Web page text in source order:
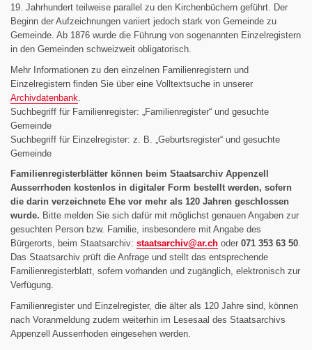
19. Jahrhundert teilweise parallel zu den Kirchenbüchern geführt. Der
Beginn der Aufzeichnungen variiert jedoch stark von Gemeinde zu
Gemeinde. Ab 1876 wurde die Führung von sogenannten Einzelregistern
in den Gemeinden schweizweit obligatorisch.
Mehr Informationen zu den einzelnen Familienregistern und
Einzelregistern finden Sie über eine Volltextsuche in unserer
Archivdatenbank
Suchbegriff für Familienregister: „Familienregister“ und gesuchte
Gemeinde
Suchbegriff für Einzelregister: z. B. „Geburtsregister“ und gesuchte
Gemeinde
Familienregisterblätter können beim Staatsarchiv Appenzell
Ausserrhoden kostenlos in digitaler Form bestellt werden, sofern
die darin verzeichnete Ehe vor mehr als 120 Jahren geschlossen
wurde. Bitte melden Sie sich dafür mit möglichst genauen Angaben zur
gesuchten Person bzw. Familie, insbesondere mit Angabe des
Bürgerorts, beim Staatsarchiv: staatsarchiv@ar.ch oder 071 353 63 50.
Das Staatsarchiv prüft die Anfrage und stellt das entsprechende
Familienregisterblatt, sofern vorhanden und zugänglich, elektronisch zur
Verfügung.
Familienregister und Einzelregister, die älter als 120 Jahre sind, können
nach Voranmeldung zudem weiterhin im Lesesaal des Staatsarchivs
Appenzell Ausserrhoden eingesehen werden.